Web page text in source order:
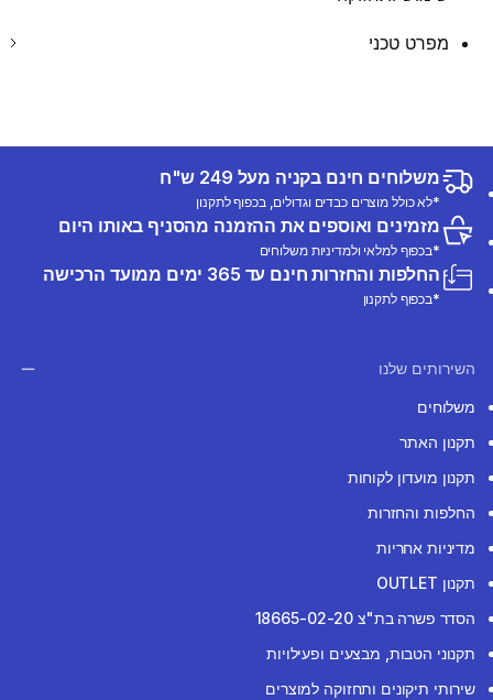
מפרט טכני
משלוחים חינם בקניה מעל 249 ש"ח
*לא כולל מוצרים כבדים וגדולים, בכפוף לתקנון
מזמינים ואוספים את ההזמנה מהסניף באותו היום
*בכפוף למלאי ולמדיניות משלוחים
החלפות והחזרות חינם עד 365 ימים ממועד הרכישה
*בכפוף לתקנון
השירותים שלנו
משלוחים
תקנון האתר
תקנון מועדון לקוחות
החלפות והחזרות
מדיניות אחריות
תקנון OUTLET
הסדר פשרה בת"צ 18665-02-20
תקנוני הטבות, מבצעים ופעילויות
שירותי תיקונים ותחזוקה למוצרים